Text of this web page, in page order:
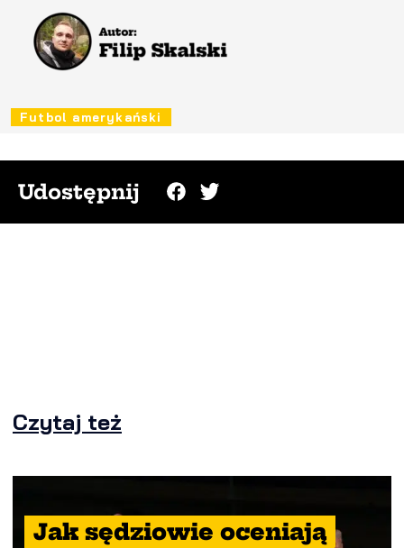
Futbol amerykański
Udostępnij
Czytaj też
Jak sędziowie oceniają